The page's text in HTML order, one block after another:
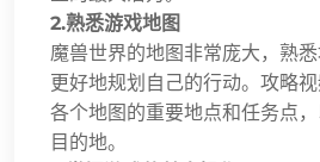
2.熟悉游戏地图
魔兽世界的地图非常庞大，熟
更好地规划自己的行动。攻略
各个地图的重要地点和任务点
目的地。